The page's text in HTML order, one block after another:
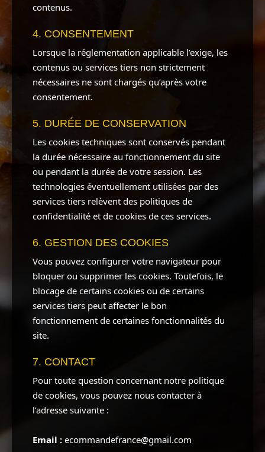
contenus.
4. CONSENTEMENT
Lorsque la réglementation applicable l’exige, les
contenus ou services tiers non strictement
nécessaires ne sont chargés qu’après votre
consentement.
5. DURÉE DE CONSERVATION
Les cookies techniques sont conservés pendant
la durée nécessaire au fonctionnement du site
ou pendant la durée de votre session. Les
technologies éventuellement utilisées par des
services tiers relèvent des politiques de
confidentialité et de cookies de ces services.
6. GESTION DES COOKIES
Vous pouvez configurer votre navigateur pour
bloquer ou supprimer les cookies. Toutefois, le
blocage de certains cookies ou de certains
services tiers peut affecter le bon
fonctionnement de certaines fonctionnalités du
site.
7. CONTACT
Pour toute question concernant notre politique
de cookies, vous pouvez nous contacter à
l’adresse suivante :
Email : ecommandefrance@gmail.com